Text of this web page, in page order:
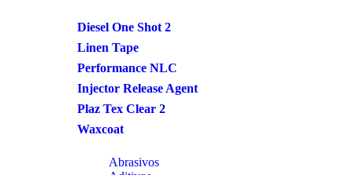
Diesel One Shot 2
Linen Tape
Performance NLC
Injector Release Agent
Plaz Tex Clear 2
Waxcoat
Abrasivos